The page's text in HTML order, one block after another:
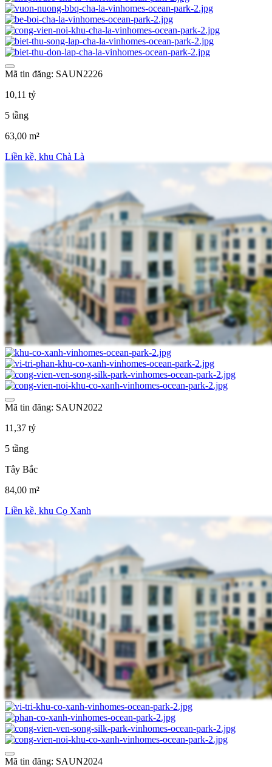
Mã tin đăng: SAUN2226
10,11 tỷ
5 tầng
63,00 m²
Liền kề, khu Chà Là
Mã tin đăng: SAUN2022
11,37 tỷ
5 tầng
Tây Bắc
84,00 m²
Liền kề, khu Cọ Xanh
Mã tin đăng: SAUN2024